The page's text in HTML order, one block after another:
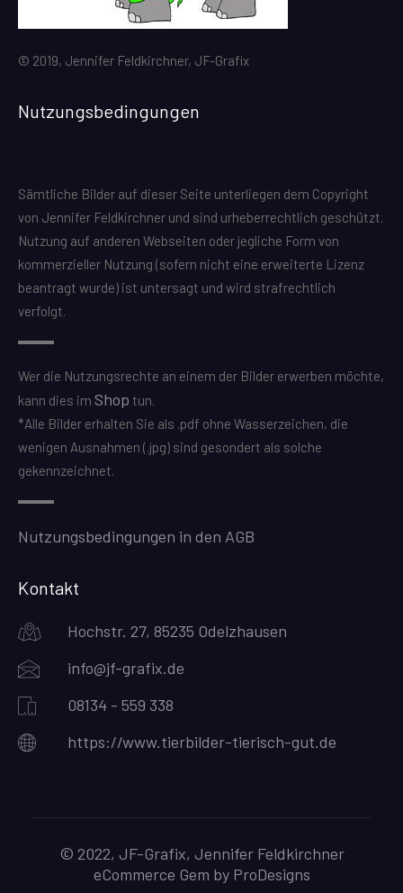
© 2019, Jennifer Feldkirchner, JF-Grafix
Nutzungsbedingungen
Sämtliche Bilder auf dieser Seite unterliegen dem Copyright
von Jennifer Feldkirchner und sind urheberrechtlich geschützt.
Nutzung auf anderen Webseiten oder jegliche Form von
kommerzieller Nutzung (sofern nicht eine erweiterte Lizenz
beantragt wurde) ist untersagt und wird strafrechtlich
verfolgt.
Wer die Nutzungsrechte an einem der Bilder erwerben möchte,
kann dies im Shop tun.
*Alle Bilder erhalten Sie als .pdf ohne Wasserzeichen, die
wenigen Ausnahmen (.jpg) sind gesondert als solche
gekennzeichnet.
Nutzungsbedingungen in den AGB
Kontakt
Hochstr. 27, 85235 Odelzhausen
info@jf-grafix.de
08134 - 559 338
https://www.tierbilder-tierisch-gut.de
© 2022, JF-Grafix, Jennifer Feldkirchner
eCommerce Gem by ProDesigns